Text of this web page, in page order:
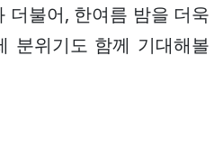
더불어, 한여름 밤을 더욱
분위기도 함께 기대해볼